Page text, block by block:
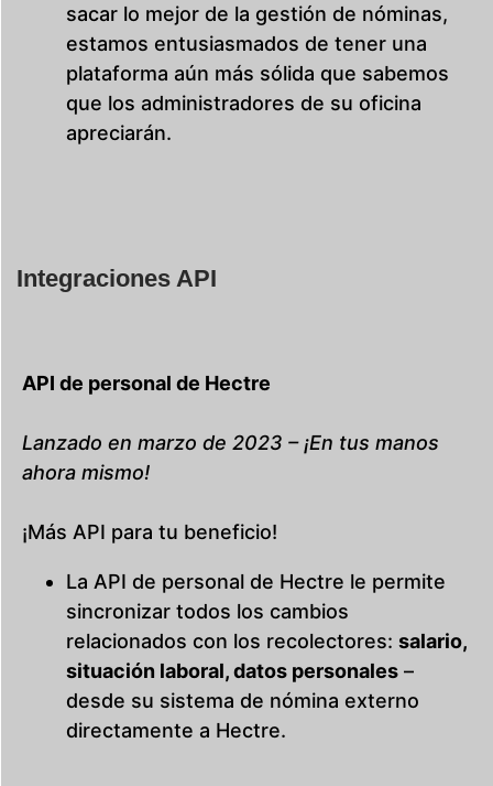
sacar lo mejor de la gestión de nóminas,
estamos entusiasmados de tener una
plataforma aún más sólida que sabemos
que los administradores de su oficina
apreciarán.
Integraciones API
API de personal de Hectre
Lanzado en marzo de 2023 – ¡En tus manos
ahora mismo!
¡Más API para tu beneficio!
La API de personal de Hectre le permite
sincronizar todos los cambios
relacionados con los recolectores: salario,
situación laboral, datos personales –
desde su sistema de nómina externo
directamente a Hectre.